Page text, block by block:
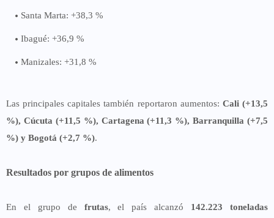
Santa Marta: +38,3 %
Ibagué: +36,9 %
Manizales: +31,8 %
Las principales capitales también reportaron aumentos: Cali (+13,5
%), Cúcuta (+11,5 %), Cartagena (+11,3 %), Barranquilla (+7,5
%) y Bogotá (+2,7 %).
Resultados por grupos de alimentos
En el grupo de frutas, el país alcanzó 142.223 toneladas